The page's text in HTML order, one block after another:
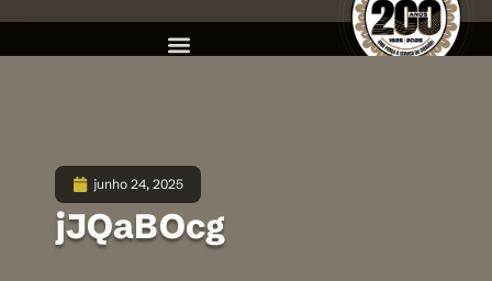
junho 24, 2025
jJQaBOcg